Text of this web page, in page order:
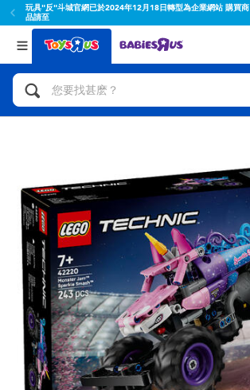
玩具"反"斗城官網已於2024年12月18日轉型為企業網站 購買商
品請至
返回
分類目錄
人氣英雄,角色扮演,射擊玩具
拼砌組合及樂高LEGO
玩具車,貨車,火車及遙控系列
手工藝,文具,蠟筆,泥膠,畫板
娃娃, 芭比,收藏公仔
電子玩具
返回
品牌
Toy Story玩具總動員
52TOYS
Fuggler
Miniso名創優品
playpop
LEGO樂高